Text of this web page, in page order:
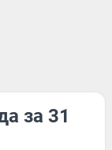
за 31